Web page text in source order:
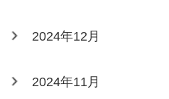
2024年12月
2024年11月